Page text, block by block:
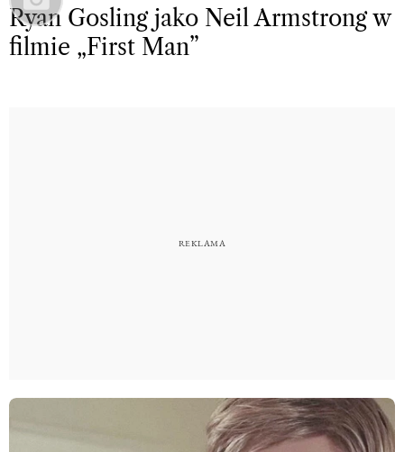
Ryan Gosling jako Neil Armstrong w
filmie „First Man”